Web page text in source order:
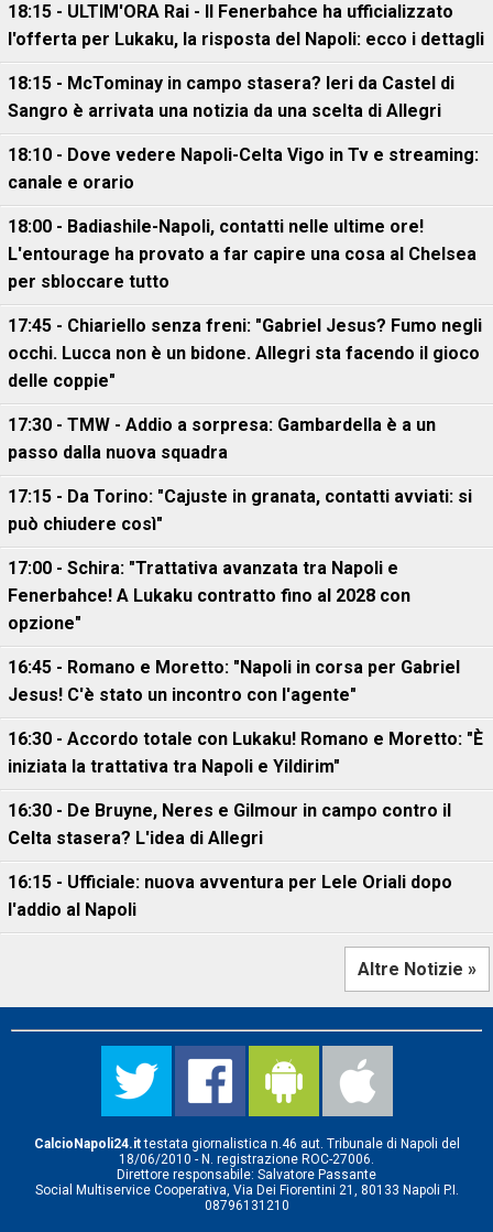
18:15 - ULTIM'ORA Rai - Il Fenerbahce ha ufficializzato
l'offerta per Lukaku, la risposta del Napoli: ecco i dettagli
18:15 - McTominay in campo stasera? Ieri da Castel di
Sangro è arrivata una notizia da una scelta di Allegri
18:10 - Dove vedere Napoli-Celta Vigo in Tv e streaming:
canale e orario
18:00 - Badiashile-Napoli, contatti nelle ultime ore!
L'entourage ha provato a far capire una cosa al Chelsea
per sbloccare tutto
17:45 - Chiariello senza freni: "Gabriel Jesus? Fumo negli
occhi. Lucca non è un bidone. Allegri sta facendo il gioco
delle coppie"
17:30 - TMW - Addio a sorpresa: Gambardella è a un
passo dalla nuova squadra
17:15 - Da Torino: "Cajuste in granata, contatti avviati: si
può chiudere così"
17:00 - Schira: "Trattativa avanzata tra Napoli e
Fenerbahce! A Lukaku contratto fino al 2028 con
opzione"
16:45 - Romano e Moretto: "Napoli in corsa per Gabriel
Jesus! C'è stato un incontro con l'agente"
16:30 - Accordo totale con Lukaku! Romano e Moretto: "È
iniziata la trattativa tra Napoli e Yildirim"
16:30 - De Bruyne, Neres e Gilmour in campo contro il
Celta stasera? L'idea di Allegri
16:15 - Ufficiale: nuova avventura per Lele Oriali dopo
l'addio al Napoli
Altre Notizie »
CalcioNapoli24.ittestata giornalistica n.46 aut. Tribunale di Napoli del
18/06/2010 - N. registrazione ROC-27006.
Direttore responsabile: Salvatore Passante
Social Multiservice Cooperativa, Via Dei Fiorentini 21, 80133 Napoli P.I.
08796131210